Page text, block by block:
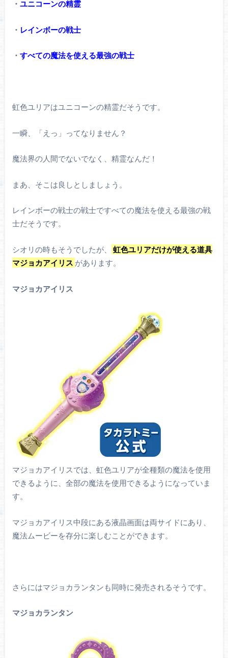
・ ユニコーンの精霊
・ レインボーの戦士
・ すべての魔法を使える最強の戦士
虹色ユリアはユニコーンの精霊だそうです。
一瞬、「えっ」ってなりません？
魔法界の人間でないでなく、精霊なんだ！
まあ、そこは良しとしましょう。
レインボーの戦士の戦士ですべての魔法を使える最強の戦
士だそうです。
シオリの時もそうでしたが、
虹色ユリアだけが使える道具
マジョカアイリス があります。
マジョカアイリス
マジョカアイリスでは、虹色ユリアが全種類の魔法を使用
できるように、全部の魔法を使用できるようになっていま
す。
マジョカアイリス中段にある液晶画面は両サイドにあり、
魔法ムービーを存分に楽しむことができます。
さらにはマジョカランタンも同時に発売されるそうです。
マジョカランタン